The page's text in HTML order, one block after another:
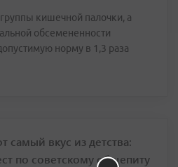
кишечной палочки, а
обсемененности
норму в 1,3 раза
самый вкус из детства:
по советскому общепиту